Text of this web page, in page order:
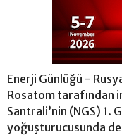
Enerji Günlüğü -
Rosatom tarafından
Santrali’nin (NGS) 1.
yoğuşturucusunda